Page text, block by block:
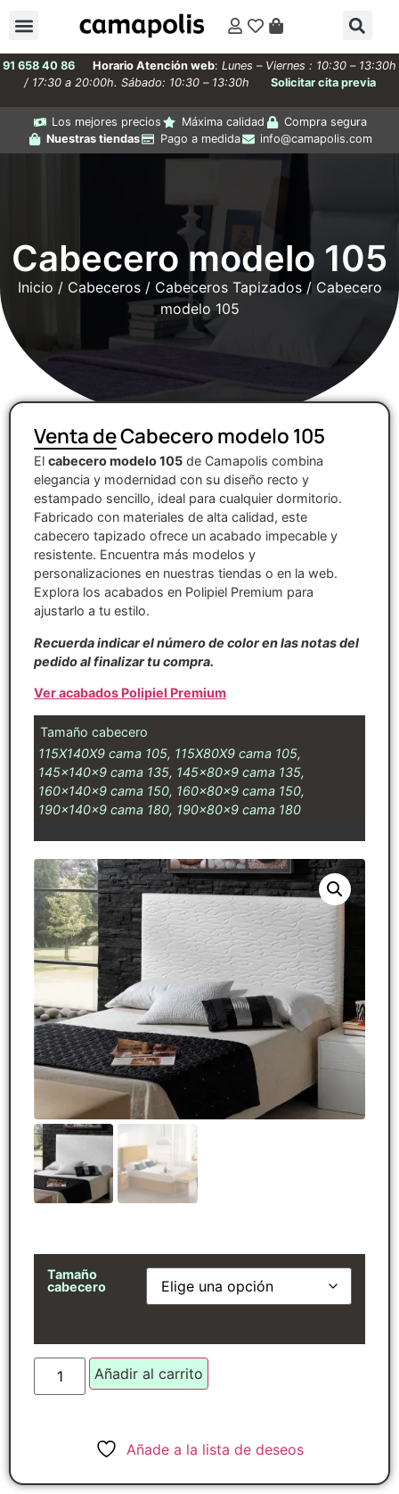
91 658 40 86 Horario Atención web: Lunes – Viernes : 10:30 – 13:30h
/ 17:30 a 20:00h. Sábado: 10:30 – 13:30h
Solicitar cita previa
Los mejores precios Máxima calidad
Compra segura
Nuestras tiendas
Pago a medida info@camapolis.com
Cabecero modelo 105
Inicio / Cabeceros/ Cabeceros Tapizados/ Cabecero
modelo 105
Venta de Cabecero modelo 105
El cabecero modelo 105 de Camapolis combina
elegancia y modernidad con su diseño recto y
estampado sencillo, ideal para cualquier dormitorio.
Fabricado con materiales de alta calidad, este
cabecero tapizado ofrece un acabado impecable y
resistente. Encuentra más modelos y
personalizaciones en nuestras tiendas o en la web.
Explora los acabados en Polipiel Premium para
ajustarlo a tu estilo.
Recuerda indicar el número de color en las notas del
pedido al finalizar tu compra.
Ver acabados Polipiel Premium
Tamaño cabecero
115X140X9 cama 105, 115X80X9 cama 105,
145x140x9 cama 135, 145x80x9 cama 135,
160x140x9 cama 150, 160x80x9 cama 150,
190x140x9 cama 180, 190x80x9 cama 180
Tamaño
cabecero
Añadir al carrito
Añade a la lista de deseos